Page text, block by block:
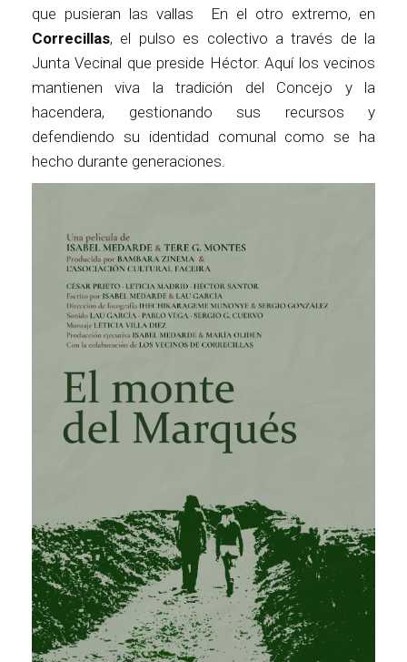
que pusieran las vallas En el otro extremo, en
Correcillas, el pulso es colectivo a través de la
Junta Vecinal que preside Héctor. Aquí los vecinos
mantienen viva la tradición del Concejo y la
hacendera, gestionando sus recursos y
defendiendo su identidad comunal como se ha
hecho durante generaciones.